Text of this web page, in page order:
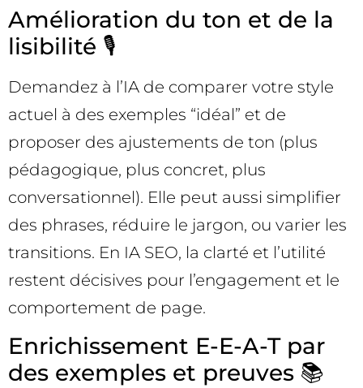
Amélioration du ton et de la
lisibilité 🎙️
Demandez à l’IA de comparer votre style
actuel à des exemples “idéal” et de
proposer des ajustements de ton (plus
pédagogique, plus concret, plus
conversationnel). Elle peut aussi simplifier
des phrases, réduire le jargon, ou varier les
transitions. En IA SEO, la clarté et l’utilité
restent décisives pour l’engagement et le
comportement de page.
Enrichissement E-E-A-T par
des exemples et preuves 📚